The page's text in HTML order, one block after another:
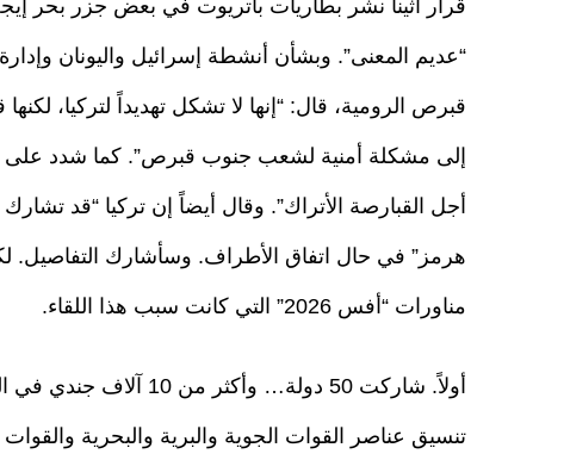
قرار أثينا نشر بطاريات باتريوت في بعض جزر بحر
“عديم المعنى”. وبشأن أنشطة إسرائيل واليونان
قبرص الرومية، قال: “إنها لا تشكل تهديداً لتركيا،
إلى مشكلة أمنية لشعب جنوب قبرص”. كما شدد على
أجل القبارصة الأتراك”. وقال أيضاً إن تركيا “قد
هرمز” في حال اتفاق الأطراف. وسأشارك التفاصيل.
مناورات “أفس 2026” التي كانت سبب هذا اللقاء.
أولاً. شاركت 50 دولة…
تنسيق عناصر القوات الجوية والبرية والبحرية